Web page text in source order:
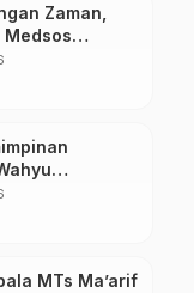
Zaman,
Medsos
Pekalongan
Pimpin MTs
MTs Ma’arif